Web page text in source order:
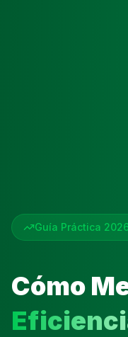
Guía Práctica
Cómo